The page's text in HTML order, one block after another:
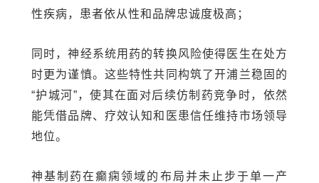
性疾病，患者依从性和品牌忠诚度极高；
同时，神经系统用药的转换风险使得医生在处方
时更为谨慎。这些特性共同构筑了开浦兰稳固的
“护城河”，使其在面对后续仿制药竞争时，依然
能凭借品牌、疗效认知和医患信任维持市场领导
地位。
神基制药在癫痫领域的布局并未止步于单一产